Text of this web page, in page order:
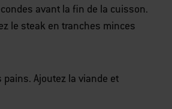
avant la fin de la cuisson.
le steak en tranches minces
Ajoutez la viande et